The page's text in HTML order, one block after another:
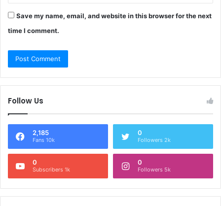
Save my name, email, and website in this browser for the next
time I comment.
Follow Us
2,185
Fans 10k
0
Followers 2k
0
Subscribers 1k
0
Followers 5k